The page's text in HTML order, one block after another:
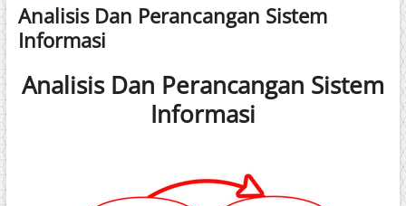
Analisis Dan Perancangan Sistem
Informasi
Analisis Dan Perancangan Sistem
Informasi